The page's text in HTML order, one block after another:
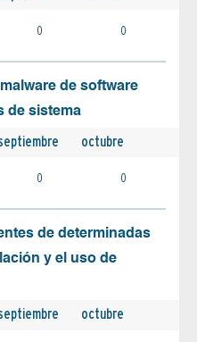
0 0
de software
de sistema
octubre
0 0
de determinadas
y el uso de
octubre